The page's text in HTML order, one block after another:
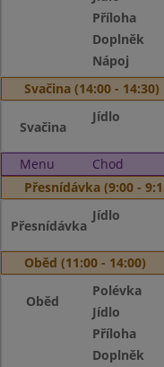
Příloha
Doplněk
Nápoj
Svačina (14:00 - 14:30)
Svačina
Jídlo
Menu Chod
Přesnídávka (9:00 -
Přesnídávka
Jídlo
Oběd (11:00 - 14:00)
Oběd
Polévka
Jídlo
Příloha
Doplněk